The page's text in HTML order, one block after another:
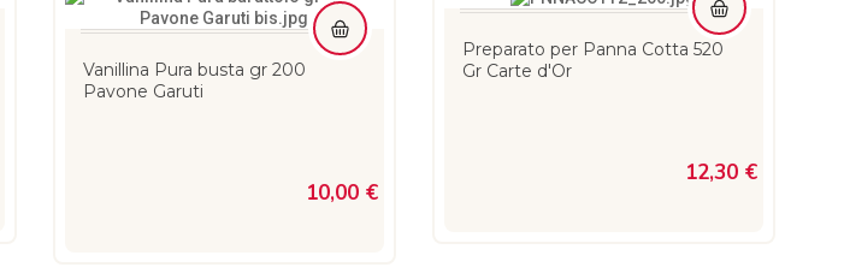
Vanillina Pura busta gr 200
Pavone Garuti
10,00 €
Preparato per Panna Cotta 520
Gr Carte d'Or
12,30 €